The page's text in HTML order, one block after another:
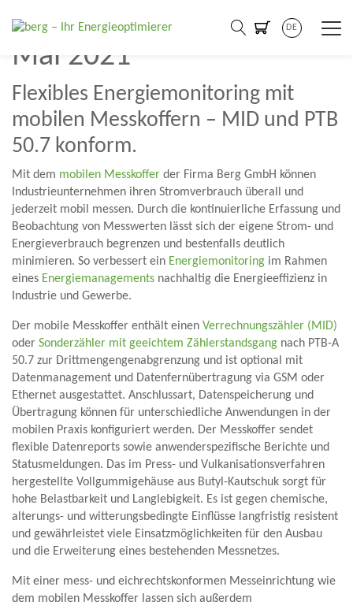
DE
Pressemitteilung > 26.
Mai 2021
Flexibles Energiemonitoring mit
mobilen Messkoffern – MID und PTB
50.7 konform.
Mit dem mobilen Messkoffer der Firma Berg GmbH können
Industrieunternehmen ihren Stromverbrauch überall und
jederzeit mobil messen. Durch die kontinuierliche Erfassung und
Beobachtung von Messwerten lässt sich der eigene Strom- und
Energieverbrauch begrenzen und bestenfalls deutlich
minimieren. So verbessert ein Energiemonitoring im Rahmen
eines Energiemanagements nachhaltig die Energieeffizienz in
Industrie und Gewerbe.
Der mobile Messkoffer enthält einen Verrechnungszähler (MID)
oder Sonderzähler mit geeichtem Zählerstandsgang nach PTB-A
50.7 zur Drittmengengenabgrenzung und ist optional mit
Datenmanagement und Datenfernübertragung via GSM oder
Ethernet ausgestattet. Anschlussart, Datenspeicherung und
Übertragung können für unterschiedliche Anwendungen in der
mobilen Praxis konfiguriert werden. Der Messkoffer sendet
flexible Datenreports sowie anwenderspezifische Berichte und
Statusmeldungen. Das im Press- und Vulkanisationsverfahren
hergestellte Vollgummigehäuse aus Butyl-Kautschuk sorgt für
hohe Belastbarkeit und Langlebigkeit. Es ist gegen chemische,
alterungs- und witterungsbedingte Einflüsse langfristig resistent
und gewährleistet viele Einsatzmöglichkeiten für den Ausbau
und die Erweiterung eines bestehenden Messnetzes.
Mit einer mess- und eichrechtskonformen Messeinrichtung wie
dem mobilen Messkoffer lassen sich außerdem